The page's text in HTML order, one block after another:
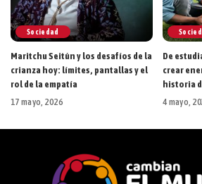
Sociedad
Maritchu Seitún y los desafíos de la
crianza hoy: límites, pantallas y el
rol de la empatía
17 mayo, 2026
De
crear
historia
4 mayo,